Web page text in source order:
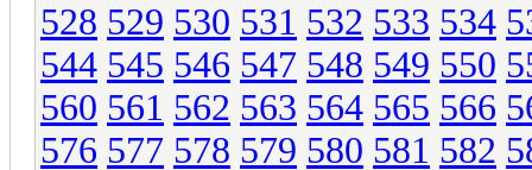
528 529 530 531 532 533 534
544 545 546 547 548 549 550
560 561 562 563 564 565 566
576 577 578 579 580 581 582